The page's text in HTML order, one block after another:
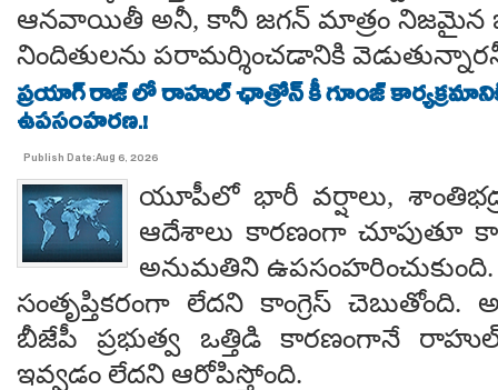
ఆనవాయితీ అనీ, కానీ జగన్ మాత్రం నిజమైన
నిందితులను పరామర్శించడానికి
ప్రయాగ్ రాజ్ లో రాహుల్ ఛాత్రోన్ కీ గూంజ్
ఉపసంహరణ.!
Publish Date:Aug 6, 2026
యూపీలో భారీ వర్షాలు,
ఆదేశాలు కారణంగా చూపుతూ
అనుమతిని
సంతృప్తికరంగా లేదని కాంగ్రెస్ చెబుతోంది.
బీజేపీ ప్రభుత్వ ఒత్తిడి కారణంగానే
ఇవ్వడం లేదని ఆరోపిస్తోంది.